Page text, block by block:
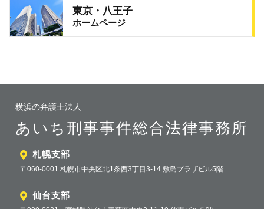
東京・八王子
ホームページ
横浜の弁護士法人
あいち刑事事件総合法律事務所
札幌支部
〒060-0001 札幌市中央区北1条西3丁目3-14 敷島プラザビル5階
仙台支部